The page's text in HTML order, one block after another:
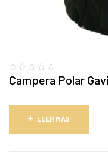
Campera Polar
LEER MÁS